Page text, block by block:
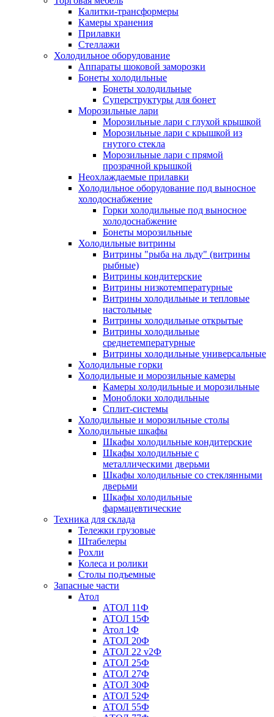
Калитки-трансформеры
Камеры хранения
Прилавки
Стеллажи
Холодильное оборудование
Аппараты шоковой заморозки
Бонеты холодильные
Бонеты холодильные
Суперструктуры для бонет
Морозильные лари
Морозильные лари с глухой крышкой
Морозильные лари с крышкой из
гнутого стекла
Морозильные лари с прямой
прозрачной крышкой
Неохлаждаемые прилавки
Холодильное оборудование под выносное
холодоснабжение
Горки холодильные под выносное
холодоснабжение
Бонеты морозильные
Холодильные витрины
Витрины "рыба на льду" (витрины
рыбные)
Витрины кондитерские
Витрины низкотемпературные
Витрины холодильные и тепловые
настольные
Витрины холодильные открытые
Витрины холодильные
среднетемпературные
Витрины холодильные универсальные
Холодильные горки
Холодильные и морозильные камеры
Камеры холодильные и морозильные
Моноблоки холодильные
Сплит-системы
Холодильные и морозильные столы
Холодильные шкафы
Шкафы холодильные кондитерские
Шкафы холодильные с
металлическими дверьми
Шкафы холодильные со стеклянными
дверьми
Шкафы холодильные
фармацевтические
Техника для склада
Тележки грузовые
Штабелеры
Рохли
Колеса и ролики
Столы подъемные
Запасные части
Атол
АТОЛ 11Ф
АТОЛ 15Ф
Атол 1Ф
АТОЛ 20Ф
АТОЛ 22 v2Ф
АТОЛ 25Ф
АТОЛ 27Ф
АТОЛ 30Ф
АТОЛ 52Ф
АТОЛ 55Ф